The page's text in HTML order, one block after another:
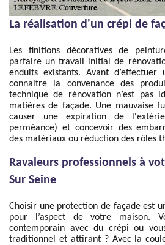
La réalisation d'un crépi de
Les finitions décoratives de
parfaire un travail initial de
enduits existants. Avant
connaitre la convenance des
technique de rénovation n’est pas
matières de façade. Une mauvaise
causer une expiration de
perméance) et concevoir des
des matériaux ou réduction des rôles
Ravaleurs professionnels à
Sur Seine
Choisir une protection de façade est
pour l’aspect de votre maison.
contemporain avec du crépi ou
traditionnel et attirant ? Avec la